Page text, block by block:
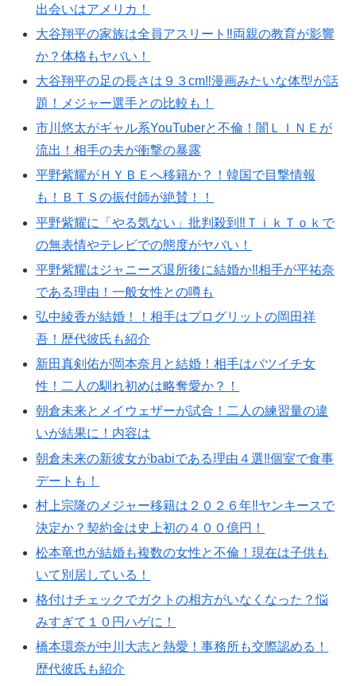
出会いはアメリカ！
大谷翔平の家族は全員アスリート‼︎両親の教育が影響
か？体格もヤバい！
大谷翔平の足の長さは９３cm‼︎漫画みたいな体型が話
題！メジャー選手との比較も！
市川悠太がギャル系YouTuberと不倫！闇ＬＩＮＥが
流出！相手の夫が衝撃の暴露
平野紫耀がＨＹＢＥへ移籍か？！韓国で目撃情報
も！ＢＴＳの振付師が絶賛！！
平野紫耀に「やる気ない」批判殺到‼︎ＴｉｋＴｏｋで
の無表情やテレビでの態度がヤバい！
平野紫耀はジャニーズ退所後に結婚か‼︎相手が平祐奈
である理由！一般女性との噂も
弘中綾香が結婚！！相手はプログリットの岡田祥
吾！歴代彼氏も紹介
新田真剣佑が岡本奈月と結婚！相手はバツイチ女
性！二人の馴れ初めは略奪愛か？！
朝倉未来とメイウェザーが試合！二人の練習量の違
いが結果に！内容は
朝倉未来の新彼女がbabiである理由４選‼︎個室で食事
デートも！
村上宗隆のメジャー移籍は２０２６年‼︎ヤンキースで
決定か？契約金は史上初の４００億円！
松本竜也が結婚も複数の女性と不倫！現在は子供も
いて別居している！
格付けチェックでガクトの相方がいなくなった？悩
みすぎて１０円ハゲに！
橋本環奈が中川大志と熱愛！事務所も交際認める！
歴代彼氏も紹介